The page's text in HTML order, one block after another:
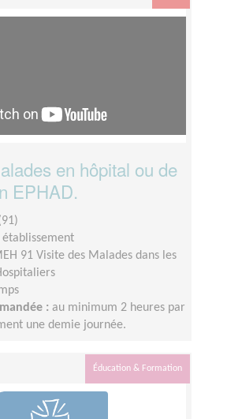
en hôpital ou de
EPHAD.
établissement
91 Visite des Malades dans les
: au minimum 2 heures par
une demie journée.
Éducation & Formation